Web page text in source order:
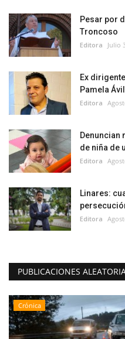
Pesar por
Troncoso
Editora Julio
Ex
Pamela
Editora
Denuncian
de niña de
Editora
Linares:
Editora
PUBLICACIONES
Crónica